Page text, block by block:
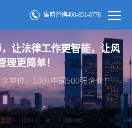
售前咨询400-851-8778
让法律工作更智能，让风
理更简单！
单位，100+中国500强企业！